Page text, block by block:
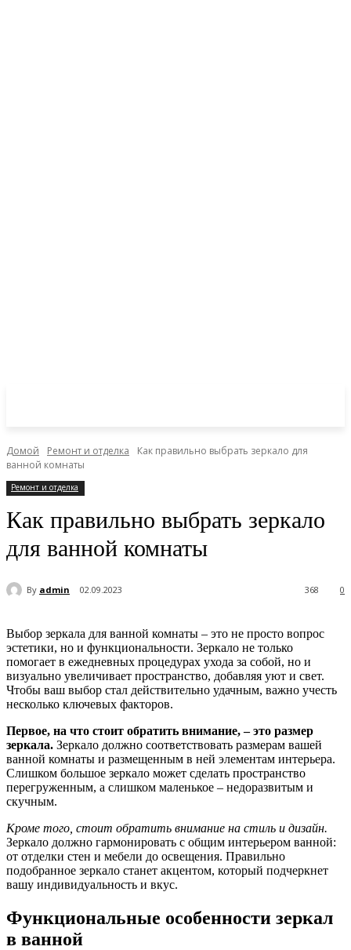
Домой Ремонт и отделка
Как правильно выбрать зеркало для
ванной комнаты
Ремонт и отделка
Как правильно выбрать зеркало
для ванной комнаты
By admin 02.09.2023 0
368
Выбор зеркала для ванной комнаты – это не просто вопрос
эстетики, но и функциональности. Зеркало не только
помогает в ежедневных процедурах ухода за собой, но и
визуально увеличивает пространство, добавляя уют и свет.
Чтобы ваш выбор стал действительно удачным, важно учесть
несколько ключевых факторов.
Первое, на что стоит обратить внимание, – это размер
зеркала. Зеркало должно соответствовать размерам вашей
ванной комнаты и размещенным в ней элементам интерьера.
Слишком большое зеркало может сделать пространство
перегруженным, а слишком маленькое – недоразвитым и
скучным.
Кроме того, стоит обратить внимание на стиль и дизайн.
Зеркало должно гармонировать с общим интерьером ванной:
от отделки стен и мебели до освещения. Правильно
подобранное зеркало станет акцентом, который подчеркнет
вашу индивидуальность и вкус.
Функциональные особенности зеркал
в ванной